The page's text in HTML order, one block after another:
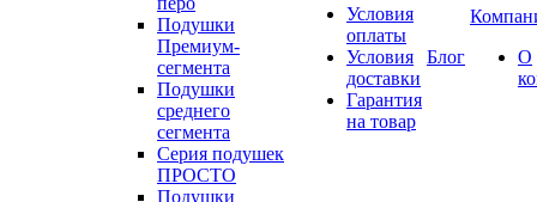
Подушки
Премиум-
сегмента
Подушки
среднего
сегмента
Серия подушек
ПРОСТО
Подушки
Условия
оплаты
Условия
доставки
Гарантия
на товар
Блог
О